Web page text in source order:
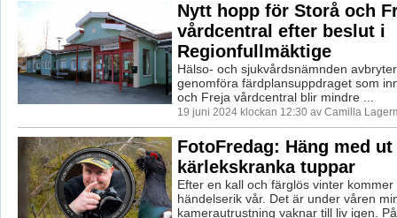
Nytt hopp för Storå och
vårdcentral efter beslut i
Regionfullmäktige
Hälso- och sjukvårdsnämnden
genomföra färdplansuppdraget som
och Freja vårdcentral blir mindre ...
19 juni 2024 klockan 12:30 av Camilla
FotoFredag: Häng med
kärlekskranka tuppar
Efter en kall och färglös vinter
händelserik vår. Det är under våren
kamerautrustning vaknar till liv igen.